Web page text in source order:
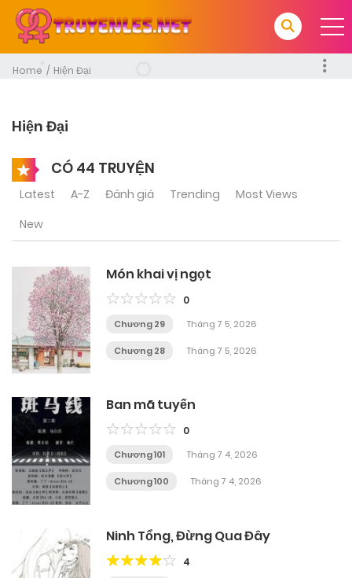
Home Hiện Đại
Hiện Đại
CÓ 44 TRUYỆN
Latest A-Z Đánh giá Trending
Most Views
New
Món khai vị ngọt
0
Chương 29 Tháng 7 5, 2026
Chương 28 Tháng 7 5, 2026
Ban mã tuyến
0
Chương 101 Tháng 7 4, 2026
Chương 100 Tháng 7 4, 2026
Ninh Tổng, Đừng Qua Đây
4